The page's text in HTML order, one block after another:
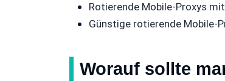
Rotierende Mobile-Proxys
Günstige rotierende Mobile-
Worauf sollte